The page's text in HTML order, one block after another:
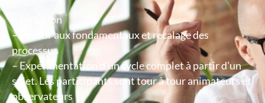
– Inclusion
– Retour aux fondamentaux et recalage des
processus
– Expérimentation d’un cycle complet à partir d’un
sujet. Les participants sont tour à tour animateurs et
observateurs